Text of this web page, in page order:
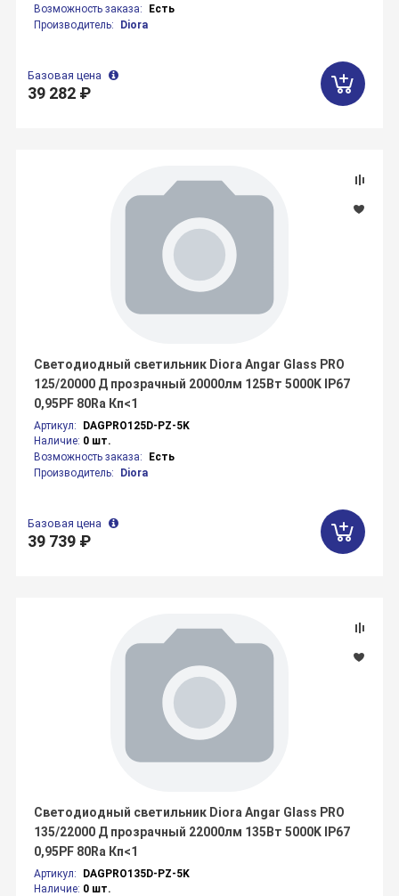
Возможность заказа:
Есть
Производитель:
Diora
Базовая цена
39 282 ₽
Артикул:
DAGPRO125D-PZ-5K
Наличие: 0 шт.
Возможность заказа:
Есть
Производитель:
Diora
Светодиодный светильник Diora Angar Glass PRO
125/20000 Д прозрачный 20000лм 125Вт 5000K IP67
0,95PF 80Ra Кп<1
Базовая цена
39 739 ₽
Артикул:
DAGPRO135D-PZ-5K
Наличие: 0 шт.
Светодиодный светильник Diora Angar Glass PRO
135/22000 Д прозрачный 22000лм 135Вт 5000K IP67
0,95PF 80Ra Кп<1